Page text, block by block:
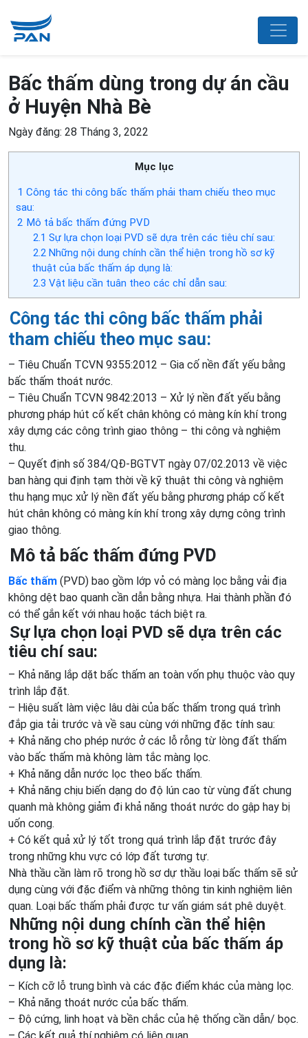
Bấc thấm dùng trong dự án cầu
ở Huyện Nhà Bè
Ngày đăng: 28 Tháng 3, 2022
Mục lục
1 Công tác thi công bấc thấm phải tham chiếu theo mục
sau:
2 Mô tả bấc thấm đứng PVD
2.1 Sự lựa chọn loại PVD sẽ dựa trên các tiêu chí sau:
2.2Những nội dung chính cần thể hiện trong hồ sơ kỹ
thuật của bấc thấm áp dụng là:
2.3 Vật liệu cần tuân theo các chỉ dẫn sau:
Công tác thi công bấc thấm phải
tham chiếu theo mục sau:
– Tiêu Chuẩn TCVN 9355:2012 – Gia cố nền đất yếu bằng
bấc thấm thoát nước.
– Tiêu Chuẩn TCVN 9842:2013 – Xử lý nền đất yếu bằng
phương pháp hút cố kết chân không có màng kín khí trong
xây dựng các công trình giao thông – thi công và nghiệm
thu.
– Quyết định số 384/QĐ-BGTVT ngày 07/02.2013 về việc
ban hàng qui định tạm thời về kỹ thuật thi công và nghiệm
thu hạng mục xử lý nền đất yếu bằng phương pháp cố kết
hút chân không có màng kín khí trong xây dựng công trình
giao thông.
Mô tả bấc thấm đứng PVD
Bấc thấm (PVD) bao gồm lớp vỏ có màng lọc bằng vải địa
không dệt bao quanh cần dẫn bằng nhựa. Hai thành phần đó
có thể gắn kết với nhau hoặc tách biệt ra.
Sự lựa chọn loại PVD sẽ dựa trên các
tiêu chí sau:
– Khả năng lắp dặt bấc thấm an toàn vốn phụ thuộc vào quy
trình lắp đặt.
– Hiệu suất làm việc lâu dài của bấc thấm trong quá trình
đắp gia tải trước và về sau cùng với những đặc tính sau:
+ Khả năng cho phép nước ở các lỗ rỗng từ lòng đất thấm
vào bấc thấm mà không làm tắc màng lọc.
+ Khả năng dẫn nước lọc theo bấc thấm.
+ Khả năng chịu biến dạng do độ lún cao từ vùng đất chung
quanh mà không giảm đi khả năng thoát nước do gập hay bị
uốn cong.
+ Có kết quả xử lý tốt trong quá trình lắp đặt trước đây
trong những khu vực có lớp đất tương tự.
Nhà thầu cần làm rõ trong hồ sơ dự thầu loại bấc thấm sẽ sử
dụng cùng với đặc điểm và những thông tin kinh nghiệm liên
quan. Loại bấc thấm phải được tư vấn giám sát phê duyệt.
Những nội dung chính cần thể hiện
trong hồ sơ kỹ thuật của bấc thấm áp
dụng là:
– Kích cỡ lỗ trung bình và các đặc điểm khác của màng lọc.
– Khả năng thoát nước của bấc thấm.
– Độ cứng, linh hoạt và bền chắc của hệ thống cần dẫn/ bọc.